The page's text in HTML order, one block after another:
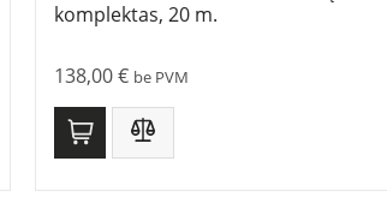
komplektas, 20 m.
138,00€ be PVM